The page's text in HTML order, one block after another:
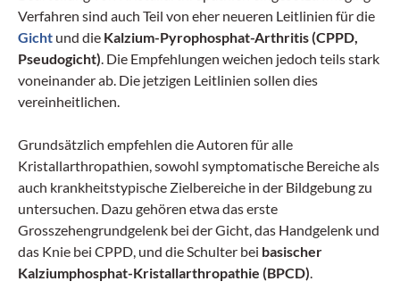
Verfahren sind auch Teil von eher neueren Leitlinien für die
Gicht und die Kalzium-Pyrophosphat-Arthritis(CPPD,
Pseudogicht) . Die Empfehlungen weichen jedoch teils stark
voneinander ab. Die jetzigen Leitlinien sollen dies
vereinheitlichen.
Grundsätzlich empfehlen die Autoren für alle
Kristallarthropathien, sowohl symptomatische Bereiche als
auch krankheitstypische Zielbereiche in der Bildgebung zu
untersuchen. Dazu gehören etwa das erste
Grosszehengrundgelenk bei der Gicht, das Handgelenk und
das Knie bei CPPD, und die Schulter bei basischer
Kalziumphosphat-Kristallarthropathie (BPCD)